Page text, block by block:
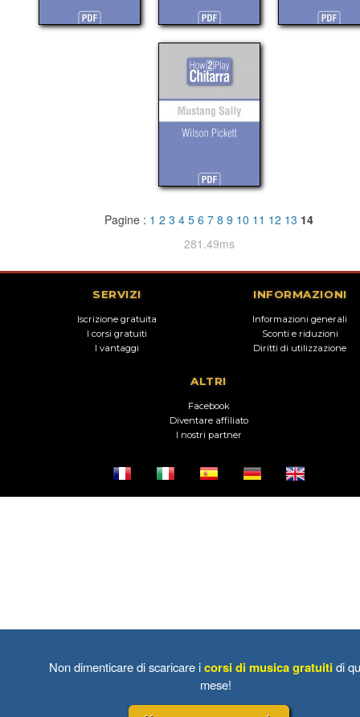
Pagine : 1 2 3 4 5 6 7 8 9 10 11 12 13 14
281.49ms
SERVIZI
Iscrizione gratuita
I corsi gratuiti
I vantaggi
INFORMAZIONI
Informazioni generali
Sconti e riduzioni
Diritti di utilizzazione
ALTRI
Facebook
Diventare affiliato
I nostri partner
Non dimenticare di scaricare icorsi di musica gratuiti di
mese!